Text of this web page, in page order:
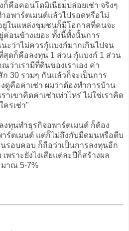
ก็คือคอนโดมิเนียมปล่อยเช่า จริงๆ
อพาร์ตเมนต์แล้วไปรอดหรือไม่
ยู่ในแหล่งชุมชนก็มีโอกาสที่คนจะ
ค่อนข้างเยอะ ทั้งนี้ทั้งนั้นการ
ะว่าไม่ควรกู้แบงก์มากเกินไปจน
สุดก็คือลงทุน 1 ส่วน กู้แบงก์ 1 ส่วน
ว่าเรามีที่ดินของเราเอง ค่า
ก 30 รวมๆ กันแล้วก็จะเป็นการ
ดูคือค่าเช่า ผมว่าต้องทำการบ้าน
าเขาคิดค่าเช่าเท่าไหร่ ไม่ใช่เราคิด
ครเช่า"
ทุนทำธุรกิจอพาร์ตเมนต์ ก็ต้อง
ร์ตเมนต์ แต่ก็ไม่ถึงกับมืดมนหรือตีบ
รอบคอบ ก็ถือว่าเป็นการลงทุนอีก
พราะยังไงเสียแต่ละปีก็สร้างผล
าณ 5-7%